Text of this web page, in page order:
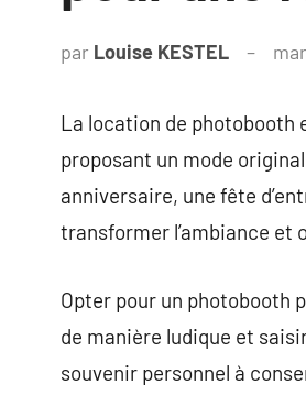
par Louise KESTEL
La location de photobooth
proposant un mode
anniversaire, une fête
transformer l’ambiance
Opter pour un photobooth
de manière ludique et
souvenir personnel à